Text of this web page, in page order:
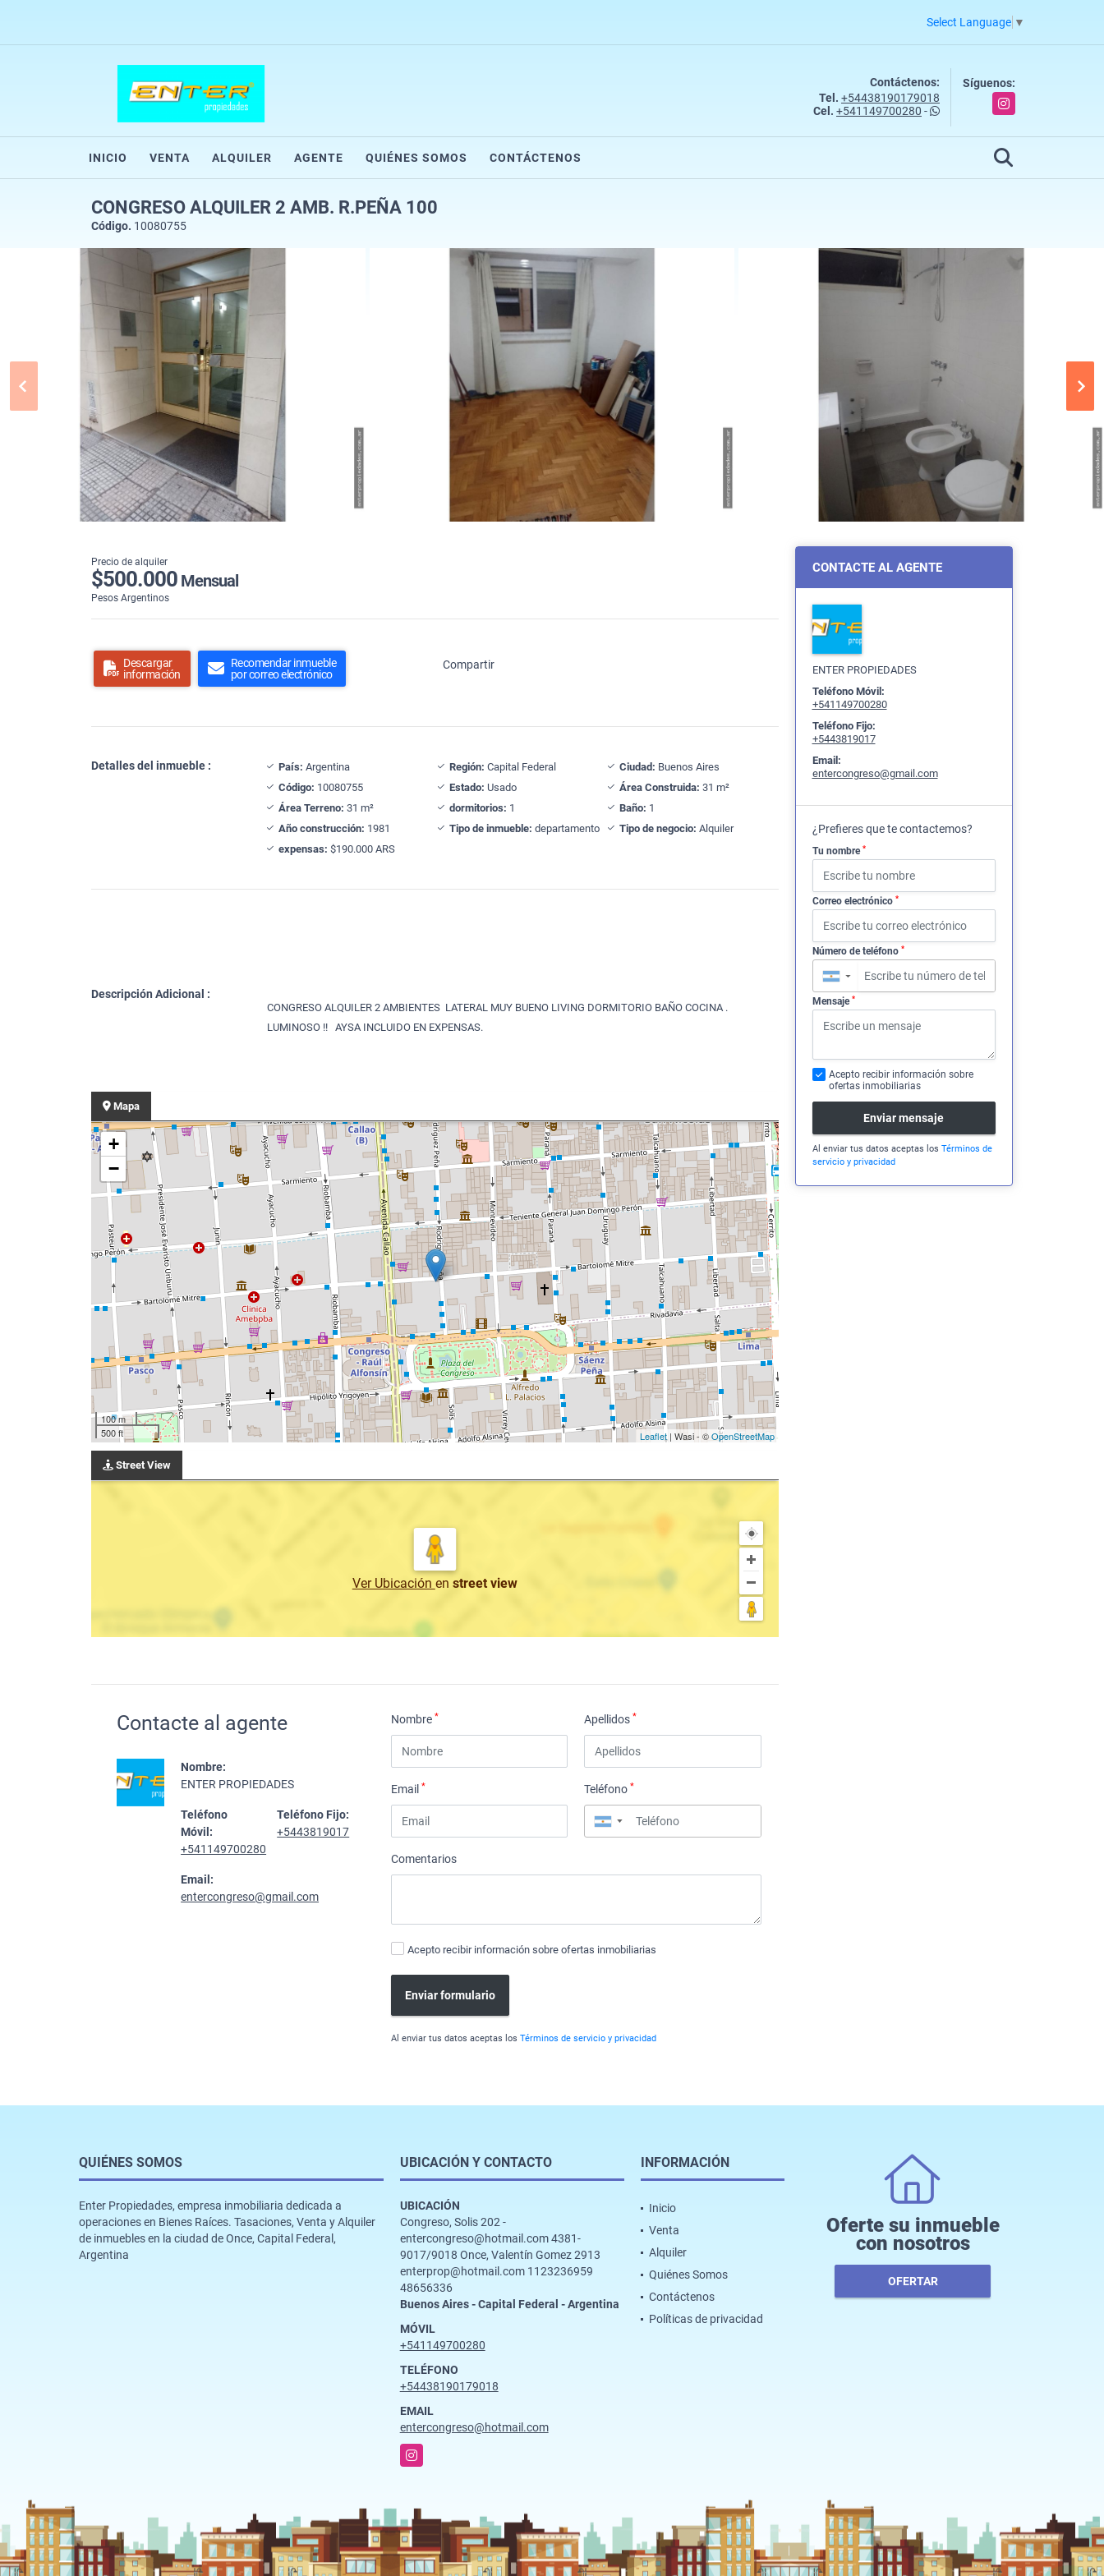
Select Language ▼
Contáctenos:
Tel. +54438190179018
Cel. +541149700280 -
Síguenos:
Instagram
INICIO VENTA ALQUILER AGENTE QUIÉNES SOMOS CONTÁCTENOS
CONGRESO ALQUILER 2 AMB. R.PEÑA 100
Código. 10080755
Precio de alquiler
$500.000 Mensual
Pesos Argentinos
Descargar
información
Recomendar inmueble
por correo electrónico
Compartir
Detalles del inmueble : País: Argentina Región: Capital Federal Ciudad: Buenos Aires
Código: 10080755 Estado: Usado Área Construida: 31 m²
Área Terreno: 31 m² dormitorios: 1 Baño: 1
Año construcción: 1981 Tipo de inmueble: departamento Tipo de negocio: Alquiler
expensas: $190.000 ARS
Descripción Adicional :
CONGRESO ALQUILER 2 AMBIENTES LATERAL MUY BUENO LIVING DORMITORIO BAÑO COCINA .
LUMINOSO !! AYSA INCLUIDO EN EXPENSAS.
Mapa
+
−
100 m
500 ft
Leaflet| Wasi - ©OpenStreetMap
Street View
Ver Ubicación en street view
Contacte al agente
Nombre:
ENTER PROPIEDADES
Teléfono
Móvil:
+541149700280
Teléfono Fijo:
+5443819017
Email:
entercongreso@gmail.com
Nombre* Apellidos*
Email* Teléfono*
▼
Comentarios
Acepto recibir información sobre ofertas inmobiliarias
Enviar formulario
Al enviar tus datos aceptas losTérminos de servicio y privacidad
CONTACTE AL AGENTE
ENTER PROPIEDADES
Teléfono Móvil:
+541149700280
Teléfono Fijo:
+5443819017
Email:
entercongreso@gmail.com
¿Prefieres que te contactemos?
Tu nombre *
Correo electrónico *
Número de teléfono *
▼
Mensaje *
Acepto recibir información sobre
ofertas inmobiliarias
Enviar mensaje
Al enviar tus datos aceptas los Términos de
servicio y privacidad
QUIÉNES SOMOS
Enter Propiedades, empresa inmobiliaria dedicada a
operaciones en Bienes Raíces. Tasaciones, Venta y Alquiler
de inmuebles en la ciudad de Once, Capital Federal,
Argentina
UBICACIÓN Y CONTACTO
UBICACIÓN
Congreso, Solis 202 -
entercongreso@hotmail.com 4381-
9017/9018 Once, Valentín Gomez 2913
enterprop@hotmail.com 1123236959
48656336
Buenos Aires - Capital Federal - Argentina
MÓVIL
+541149700280
TELÉFONO
+54438190179018
EMAIL
entercongreso@hotmail.com
Instagram
INFORMACIÓN
Inicio
Venta
Alquiler
Quiénes Somos
Contáctenos
Políticas de privacidad
Oferte su inmueble
con nosotros
OFERTAR